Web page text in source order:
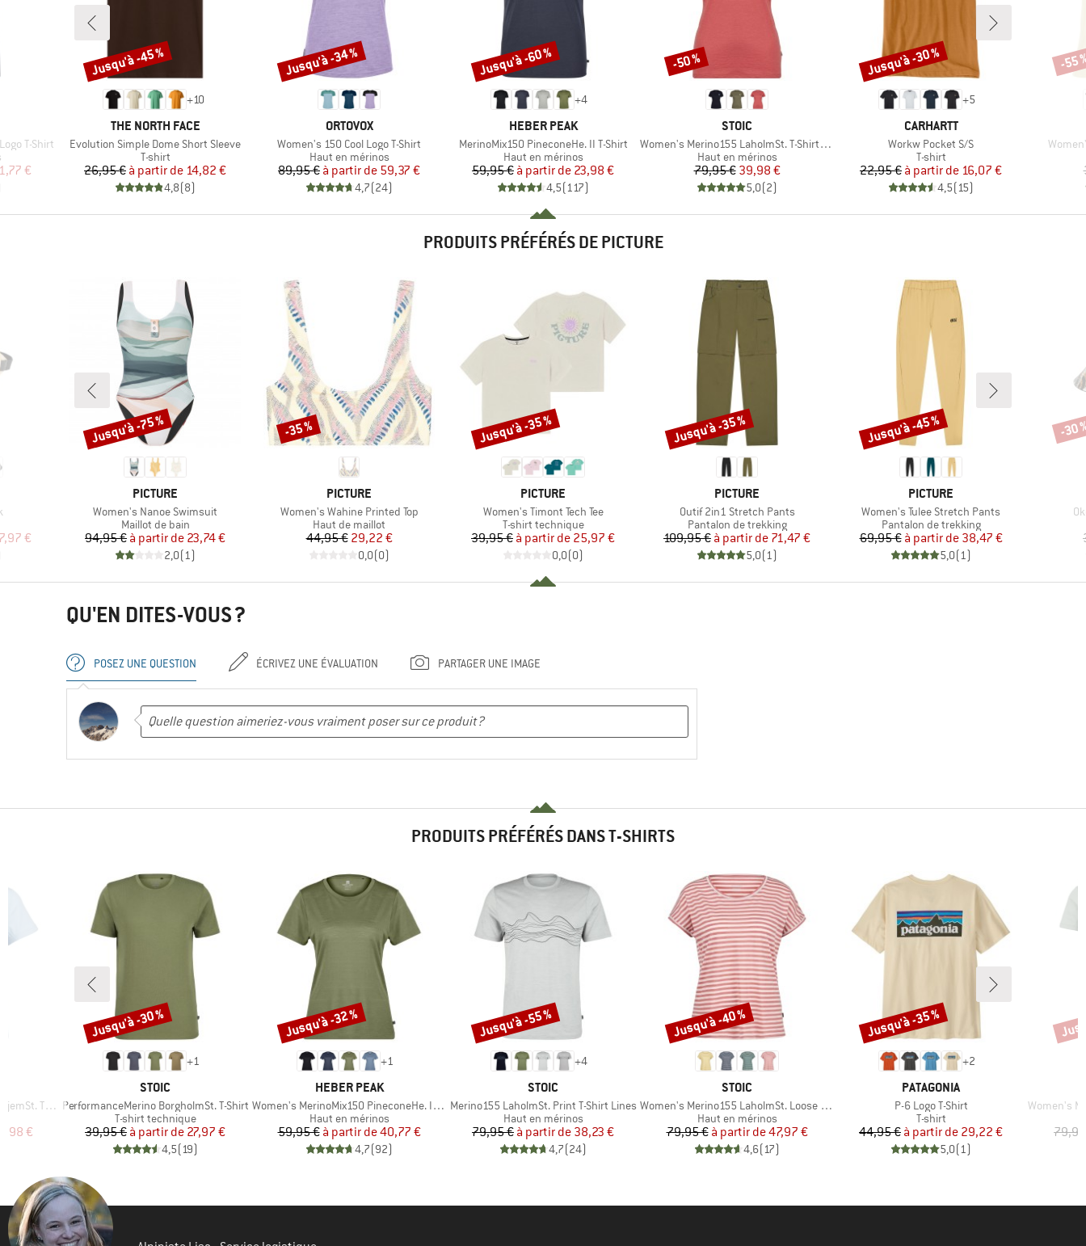
T-Shirt
€
+10
MARQUE
THE NORTH FACE
Article
Evolution Simple Dome Short Sleeve
Product group
T-shirt
Prix
26,95 € Prix réduit
à partir de 14,82 €
4,8(8)
Remise
Jusqu'à -45 %
MARQUE
ORTOVOX
Article
Women's 150 Cool Logo T-Shirt
Product group
Haut en mérinos
Prix
89,95 € Prix réduit
à partir de 59,37 €
4,7(24)
Remise
Jusqu'à -34 %
+4
MARQUE
HEBER PEAK
Article
MerinoMix150 PineconeHe. II T-Shirt
Product group
Haut en mérinos
Prix
59,95 € Prix réduit
à partir de 23,98 €
4,5(117)
Remise
Jusqu'à -60 %
MARQUE
STOIC
Article
Women's Merino155 LaholmSt. T-Shirt Daisy Flower
Product group
Haut en mérinos
Prix
79,95 €Prix réduit
39,98 €
5,0(2)
Remise
-50 %
+5
MARQUE
CARHARTT
Article
Workw Pocket S/S
Product group
T-shirt
Prix
22,95 € Prix réduit
à partir de 16,07 €
4,5(15)
Remise
Jusqu'à -30 %
Article
-55
PRODUITS PRÉFÉRÉS DE PICTURE
€
MARQUE
PICTURE
Article
Women's Nanoe Swimsuit
Product group
Maillot de bain
Prix
94,95 € Prix réduit
à partir de 23,74 €
2,0(1)
Remise
Jusqu'à -75 %
MARQUE
PICTURE
Article
Women's Wahine Printed Top
Product group
Haut de maillot
Prix
44,95 €Prix réduit
29,22 €
0,0(0)
Remise
-35 %
MARQUE
PICTURE
Article
Women's Timont Tech Tee
Product group
T-shirt technique
Prix
39,95 € Prix réduit
à partir de 25,97 €
0,0(0)
Remise
Jusqu'à -35 %
MARQUE
PICTURE
Article
Outif 2in1 Stretch Pants
Product group
Pantalon de trekking
Prix
109,95 € Prix réduit
à partir de 71,47 €
5,0(1)
Remise
Jusqu'à -35 %
MARQUE
PICTURE
Article
Women's Tulee Stretch Pants
Product group
Pantalon de trekking
Prix
69,95 € Prix réduit
à partir de 38,47 €
5,0(1)
Remise
Jusqu'à -45 % -30
QU'EN DITES-VOUS ?
POSEZ UNE QUESTION ÉCRIVEZ UNE ÉVALUATION PARTAGER UNE IMAGE
PRODUITS PRÉFÉRÉS DANS T-SHIRTS
T-Shirt
€
+1
MARQUE
STOIC
Article
PerformanceMerino BorgholmSt. T-Shirt
Product group
T-shirt technique
Prix
39,95 € Prix réduit
à partir de 27,97 €
4,5(19)
Remise
Jusqu'à -30 %
+1
MARQUE
HEBER PEAK
Article
Women's MerinoMix150 PineconeHe. II T-Shirt
Product group
Haut en mérinos
Prix
59,95 € Prix réduit
à partir de40,77 €
4,7(92)
Remise
Jusqu'à -32 %
+4
MARQUE
STOIC
Article
Merino155 LaholmSt. Print T-Shirt Lines
Product group
Haut en mérinos
Prix
79,95 € Prix réduit
à partir de 38,23 €
4,7(24)
Remise
Jusqu'à -55 %
MARQUE
STOIC
Article
Women's Merino155 LaholmSt. Loose Shirt Striped
Product group
Haut en mérinos
Prix
79,95 € Prix réduit
à partir de47,97 €
4,6(17)
Remise
Jusqu'à -40 %
+2
MARQUE
PATAGONIA
Article
P-6 Logo T-Shirt
Product group
T-shirt
Prix
44,95 € Prix réduit
à partir de 29,22 €
5,0(1)
Remise
Jusqu'à -35 %
Article
Women's